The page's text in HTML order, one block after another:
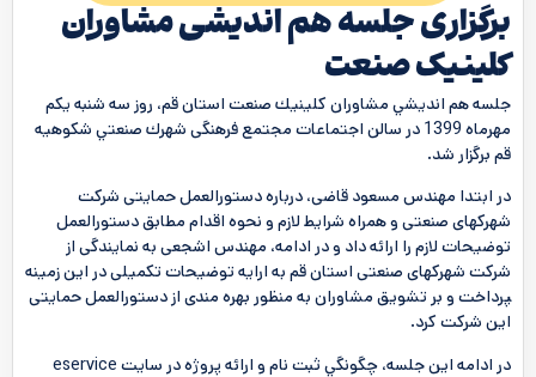
برگزاری جلسه هم اندیشی مشاوران
کلینیک صنعت
جلسه هم انديشي مشاوران كلينيك صنعت استان قم، روز سه شنبه یکم
مهرماه 1399 در سالن اجتماعات مجتمع فرهنگی شهرك صنعتي شکوهیه
قم برگزار شد.
در ابتدا مهندس مسعود قاضی، درباره دستورالعمل حمایتی شرکت
شهرکهای صنعتی و همراه شرایط لازم و نحوه اقدام مطابق دستورالعمل
توضيحات لازم را ارائه داد و در ادامه، مهندس اشجعی به نمایندگی از
شرکت شهرکهای صنعتی استان قم به ارایه توضیحات تکمیلی در این زمینه
‍‍‍‍پرداخت و بر تشویق مشاوران به منظور بهره مندی از دستورالعمل حمایتی
این شرکت کرد.
در ادامه این جلسه، چگونگي ثبت نام و ارائه پروژه در سایت eservice